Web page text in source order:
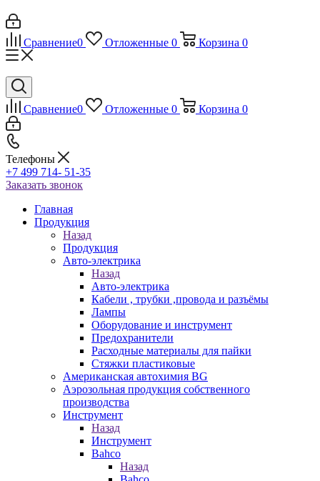
Сравнение0 Отложенные 0 Корзина 0
Сравнение0 Отложенные 0 Корзина 0
Телефоны
+7 499 714- 51-35
Заказать звонок
Главная
Продукция
Назад
Продукция
Авто-электрика
Назад
Авто-электрика
Кабели , трубки ,провода и разъёмы
Лампы
Оборудование и инструмент
Предохранители
Расходные материалы для пайки
Стяжки пластиковые
Американская автохимия BG
Аэрозольная продукция собственного
производства
Инструмент
Назад
Инструмент
Bahco
Назад